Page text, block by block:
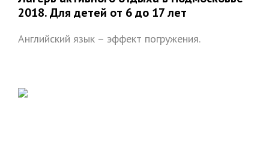
2018. Для детей от 6 до 17 лет
Английский язык – эффект погружения.